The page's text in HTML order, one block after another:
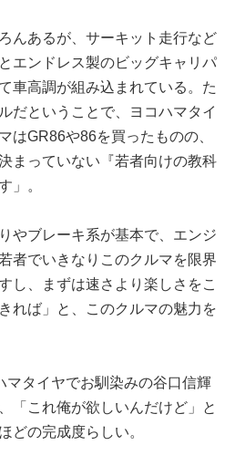
んあるが、サーキット走行など
エンドレス製のビッグキャリパ
車高調が組み込まれている。た
だということで、ヨコハマタイ
はGR86や86を買ったものの、
まっていない『若者向けの教科
」。
やブレーキ系が基本で、エンジ
者でいきなりこのクルマを限界
し、まずは速さより楽しさをこ
れば」と、このクルマの魅力を
マタイヤでお馴染みの谷口信輝
「これ俺が欲しいんだけど」と
どの完成度らしい。